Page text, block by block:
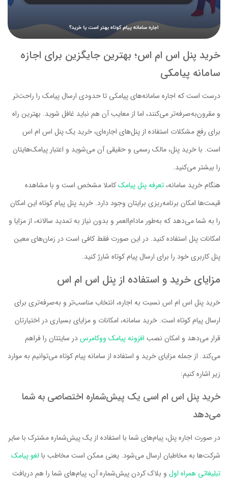
خرید پنل اس ام اس؛ بهترین جایگزین برای اجازه
سامانه پیامکی
درست است که اجاره سامانه‌های پیامکی تا حدودی ارسال پیامک را راحت‌تر
و مقرون‌به‌صرفه‌تر می‌کنند، اما از معایب آن هم نباید غافل شوید. بهترین راه
برای رفع مشکلات استفاده از پنل‌های اجاره‌ای، خرید یک پنل اس ام اس
است. با خرید پنل، مالک رسمی و حقیقی آن می‌شوید و اعتبار پیامک‌هایتان
را بیشتر می‌کنید.
هنگام خرید سامانه، تعرفه پنل پیامککاملا مشخص است و با مشاهده
قیمت‌ها امکان برنامه‌ریزی برایتان وجود دارد. خرید پنل پیام کوتاه این امکان
را به شما می‌دهد که به‌طور مادام‌العمر و بدون نیاز به تمدید سالانه، از مزایا و
امکانات پنل استفاده کنید. در این صورت فقط کافی است در زمان‌های معین
پنل کاربری خود را برای ارسال پیام کوتاه شارژ کنید.
مزایای خرید و استفاده از پنل اس ام اس
خرید پنل اس ام اس نسبت به اجاره، انتخاب مناسب‌تر و به‌صرفه‌تری برای
ارسال پیام کوتاه است. خرید سامانه، امکانات و مزایای بسیاری در اختیارتان
قرار می‌دهد و امکان نصب افزونه پیامک ووکامرسدر سایتتان را فراهم
می‌کند. از جمله مزایای خرید و استفاده از سامانه پیام کوتاه می‌توانیم به موارد
زیر اشاره کنیم:
خرید پنل اس ام اسی یک پیش‌شماره اختصاصی به شما
می‌دهد
در صورت اجاره پنل، پیام‌های شما با استفاده از یک پیش‌شماره مشترک با سایر
شرکت‌ها به مخاطبان ارسال می‌شود. یعنی ممکن است مخاطب با لغو پیامک
تبلیغاتی همراه اول و بلاک کردن پیش‌شماره آن، پیام‌های شما را هم دریافت